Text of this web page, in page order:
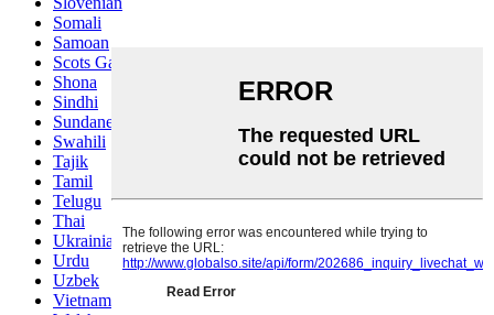
Somali
Samoan
Scots Gaelic
Shona
Sindhi
Sundanese
Swahili
Tajik
Tamil
Telugu
Thai
Ukrainian
Urdu
Uzbek
Vietnamese